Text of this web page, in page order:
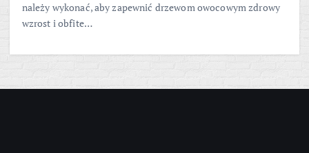
należy wykonać, aby zapewnić drzewom owocowym zdrowy
wzrost i obfite…